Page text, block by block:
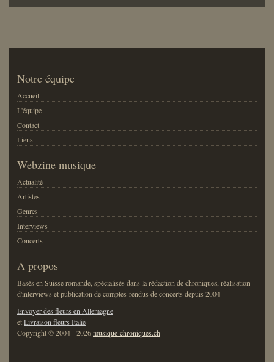
Notre équipe
Accueil
L'équipe
Contact
Liens
Webzine musique
Actualité
Artistes
Genres
Interviews
Concerts
A propos
Basés en Suisse romande, spécialisés dans la rédaction de chroniques, réalisation
d'interviews et publication de comptes-rendus de concerts depuis 2004
Envoyer des fleurs en Allemagne
etLivraison fleurs Italie
Copyright © 2004 - 2026musique-chroniques.ch